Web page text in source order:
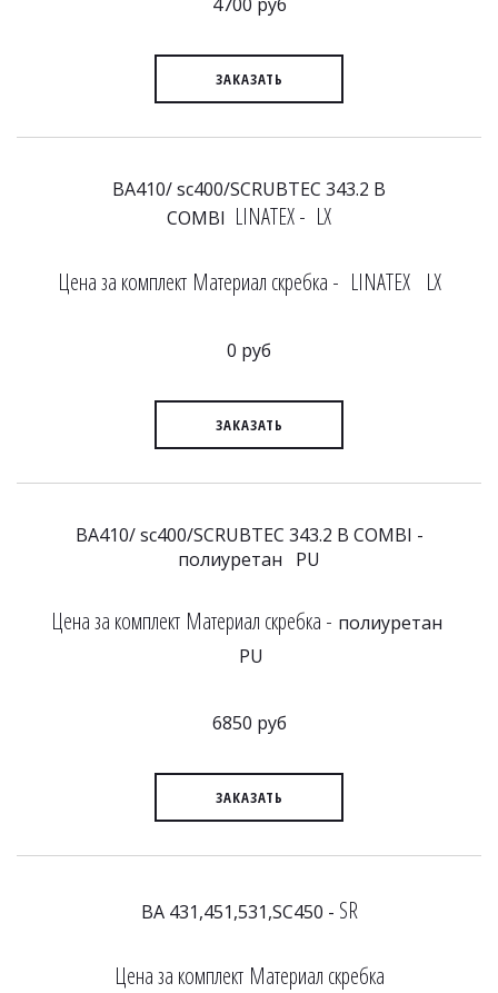
ЗАКАЗАТЬ
BA410/ sc400/SCRUBTEC 343.2 B
COMBI LINATEX - LX
Цена за комплект Материал скребка - LINATEX LX
0 руб
ЗАКАЗАТЬ
BA410/ sc400/SCRUBTEC 343.2 B COMBI -
полиуретан PU
Цена за комплект Материал скребка - полиуретан
PU
6850 руб
ЗАКАЗАТЬ
BA 431,451,531,SC450 - SR
Цена за комплект Материал скребка